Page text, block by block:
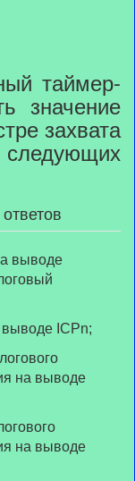
таймер-
значение
захвата
выводе ICPn;
на выводе
на выводе